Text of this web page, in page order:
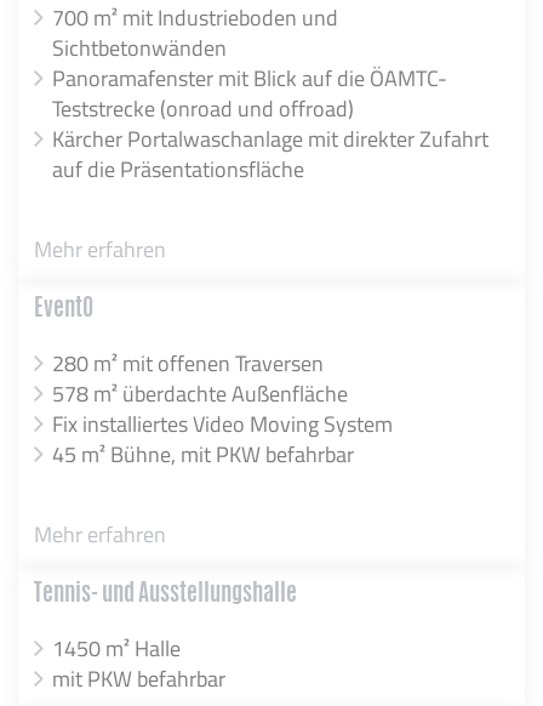
700 m² mit Industrieboden und
Sichtbetonwänden
Panoramafenster mit Blick auf die ÖAMTC-
Teststrecke (onroad und offroad)
Kärcher Portalwaschanlage mit direkter Zufahrt
auf die Präsentationsfläche
Mehr erfahren
EventO
280 m² mit offenen Traversen
578 m² überdachte Außenfläche
Fix installiertes Video Moving System
45 m² Bühne, mit PKW befahrbar
Mehr erfahren
Tennis- und Ausstellungshalle
1450 m² Halle
mit PKW befahrbar